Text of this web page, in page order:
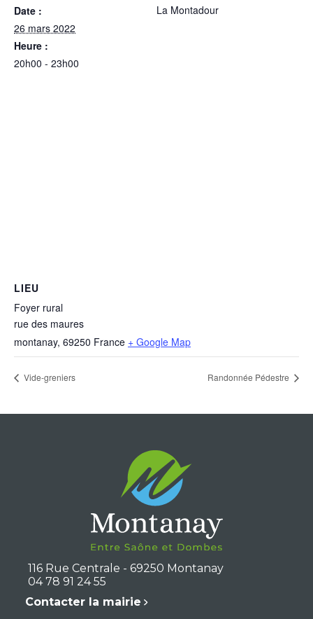
Date :
26 mars 2022
Heure :
20h00 - 23h00
La Montadour
LIEU
Foyer rural
rue des maures
montanay, 69250 France + Google Map
Vide-greniers Randonnée Pédestre
116 Rue Centrale - 69250 Montanay
04 78 91 24 55
Contacter la mairie